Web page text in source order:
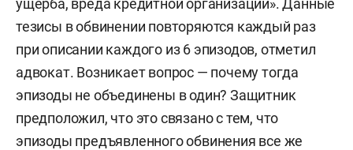
тезисы в обвинении повторяются каждый раз
при описании каждого из 6 эпизодов, отметил
адвокат. Возникает вопрос — почему тогда
эпизоды не объединены в один? Защитник
предположил, что это связано с тем, что
эпизоды предъявленного обвинения все же